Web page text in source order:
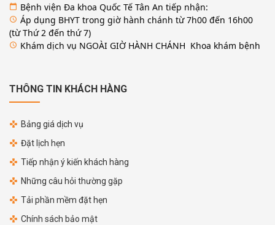
calendar_today Bệnh viện Đa khoa Quốc Tế Tân An tiếp nhận:
access_time Áp dụng BHYT trong giờ hành chánh từ 7h00 đến 16h00
(từ Thứ 2 đến thứ 7)
access_time Khám dịch vụ NGOÀI GIỜ HÀNH CHÁNH Khoa khám bệnh
THÔNG TIN KHÁCH HÀNG
Bảng giá dịch vụ
Đặt lịch hẹn
Tiếp nhận ý kiến khách hàng
Những câu hỏi thường gặp
Tải phần mềm đặt hẹn
Chính sách bảo mật